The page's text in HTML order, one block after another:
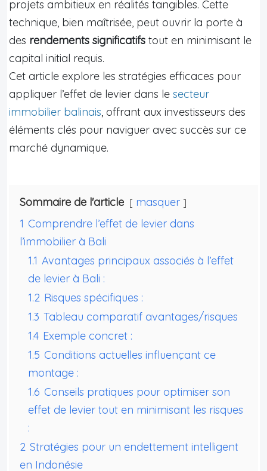
projets ambitieux en réalités tangibles. Cette
technique, bien maîtrisée, peut ouvrir la porte à
des rendements significatifs tout en minimisant le
capital initial requis.
Cet article explore les stratégies efficaces pour
appliquer l’effet de levier dans le secteur
immobilier balinais, offrant aux investisseurs des
éléments clés pour naviguer avec succès sur ce
marché dynamique.
Sommaire de l'article
masquer
1 Comprendre l’effet de levier dans
l’immobilier à Bali
1.1 Avantages principaux associés à l’effet
de levier à Bali :
1.2 Risques spécifiques :
1.3 Tableau comparatif avantages/risques
1.4 Exemple concret :
1.5 Conditions actuelles influençant ce
montage :
1.6 Conseils pratiques pour optimiser son
effet de levier tout en minimisant les risques
:
2 Stratégies pour un endettement intelligent
en Indonésie